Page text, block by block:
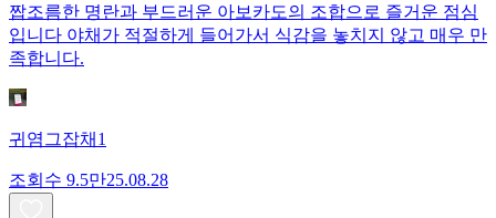
짭조름한 명란과 부드러운 아보카도의 조합으로 즐거운 점심
입니다 야채가 적절하게 들어가서 식감을 놓치지 않고 매우 만
족합니다.
귀염그잡채1
조회수 9.5만25.08.28